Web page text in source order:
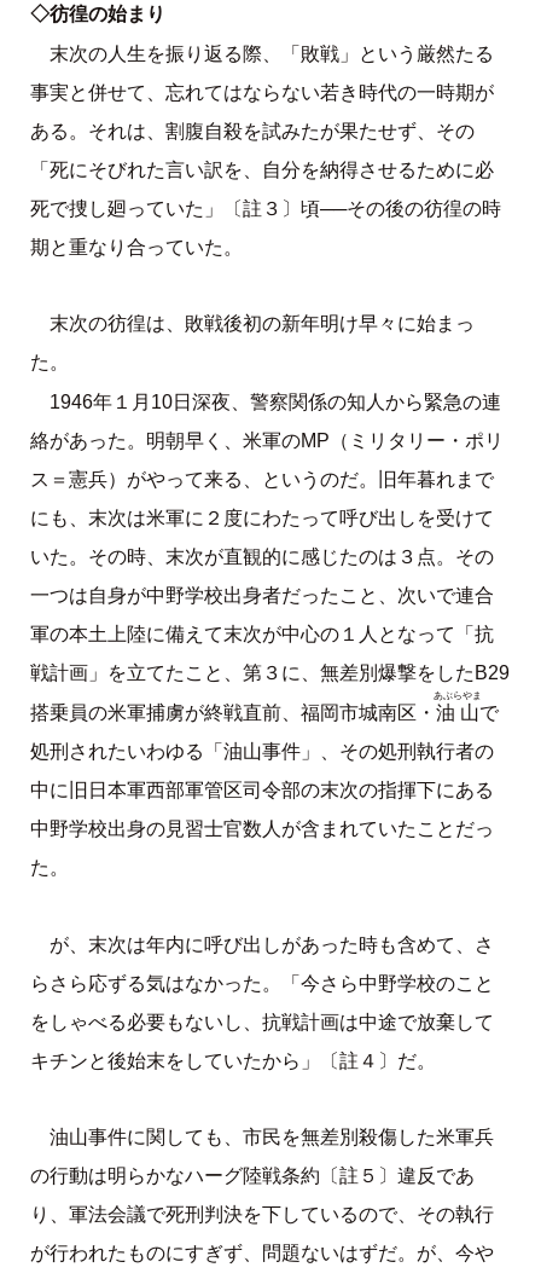
◇彷徨の始まり
末次の人生を振り返る際、「敗戦」という厳然たる
事実と併せて、忘れてはならない若き時代の一時期が
ある。それは、割腹自殺を試みたが果たせず、その
「死にそびれた言い訳を、自分を納得させるために必
死で捜し廻っていた」〔註３〕頃──その後の彷徨の時
期と重なり合っていた。
末次の彷徨は、敗戦後初の新年明け早々に始まっ
た。
1946年１月10日深夜、警察関係の知人から緊急の連
絡があった。明朝早く、米軍のMP（ミリタリー・ポリ
ス＝憲兵）がやって来る、というのだ。旧年暮れまで
にも、末次は米軍に２度にわたって呼び出しを受けて
いた。その時、末次が直観的に感じたのは３点。その
一つは自身が中野学校出身者だったこと、次いで連合
軍の本土上陸に備えて末次が中心の１人となって「抗
戦計画」を立てたこと、第３に、無差別爆撃をしたB29
搭乗員の米軍捕虜が終戦直前、福岡市城南区・ 油山
あぶらやま
で
処刑されたいわゆる「油山事件」、その処刑執行者の
中に旧日本軍西部軍管区司令部の末次の指揮下にある
中野学校出身の見習士官数人が含まれていたことだっ
た。
が、末次は年内に呼び出しがあった時も含めて、さ
らさら応ずる気はなかった。「今さら中野学校のこと
をしゃべる必要もないし、抗戦計画は中途で放棄して
キチンと後始末をしていたから」〔註４〕だ。
油山事件に関しても、市民を無差別殺傷した米軍兵
の行動は明らかなハーグ陸戦条約〔註５〕違反であ
り、軍法会議で死刑判決を下しているので、その執行
が行われたものにすぎず、問題ないはずだ。が、今や